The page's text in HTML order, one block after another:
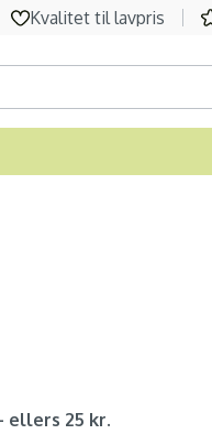
Kvalitet til lavpris
ellers 25 kr.